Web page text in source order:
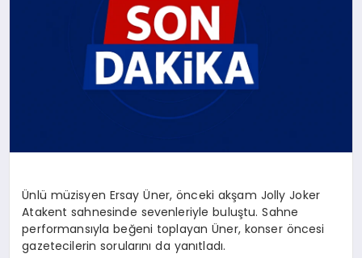
Ünlü müzisyen Ersay Üner, önceki akşam Jolly Joker
Atakent sahnesinde sevenleriyle buluştu. Sahne
performansıyla beğeni toplayan Üner, konser öncesi
gazetecilerin sorularını da yanıtladı.